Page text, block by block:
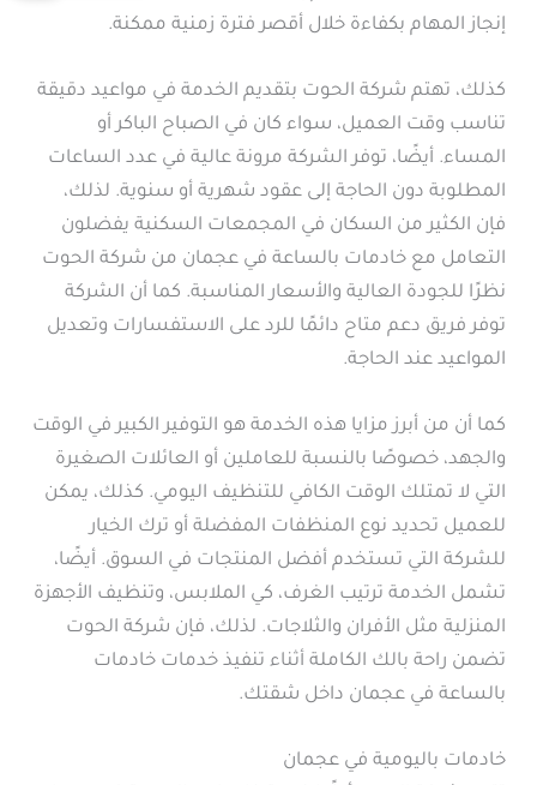
إنجاز المهام بكفاءة خلال أقصر فترة زمنية ممكنة.
كذلك، تهتم شركة الحوت بتقديم الخدمة في مواعيد دقيقة
تناسب وقت العميل، سواء كان في الصباح الباكر أو
المساء. أيضًا، توفر الشركة مرونة عالية في عدد الساعات
المطلوبة دون الحاجة إلى عقود شهرية أو سنوية. لذلك،
فإن الكثير من السكان في المجمعات السكنية يفضلون
التعامل مع خادمات بالساعة في عجمان من شركة الحوت
نظرًا للجودة العالية والأسعار المناسبة. كما أن الشركة
توفر فريق دعم متاح دائمًا للرد على الاستفسارات وتعديل
المواعيد عند الحاجة.
كما أن من أبرز مزايا هذه الخدمة هو التوفير الكبير في الوقت
والجهد، خصوصًا بالنسبة للعاملين أو العائلات الصغيرة
التي لا تمتلك الوقت الكافي للتنظيف اليومي. كذلك، يمكن
للعميل تحديد نوع المنظفات المفضلة أو ترك الخيار
للشركة التي تستخدم أفضل المنتجات في السوق. أيضًا،
تشمل الخدمة ترتيب الغرف، كي الملابس، وتنظيف الأجهزة
المنزلية مثل الأفران والثلاجات. لذلك، فإن شركة الحوت
تضمن راحة بالك الكاملة أثناء تنفيذ خدمات خادمات
بالساعة في عجمان داخل شقتك.
خادمات باليومية في عجمان